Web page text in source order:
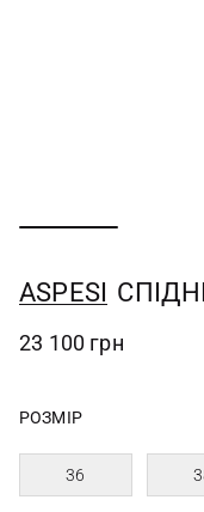
ASPESI
23 100 грн
РОЗМІР
36